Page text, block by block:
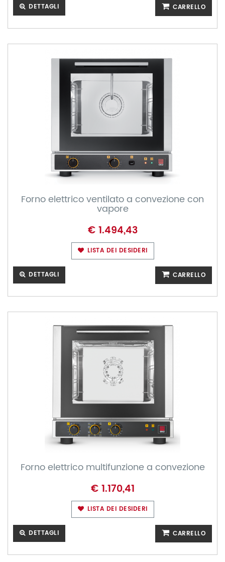
DETTAGLI CARRELLO
Forno elettrico ventilato a convezione con
vapore
€ 1.494,43
LISTA DEI DESIDERI
DETTAGLI CARRELLO
Forno elettrico multifunzione a convezione
€ 1.170,41
LISTA DEI DESIDERI
DETTAGLI CARRELLO